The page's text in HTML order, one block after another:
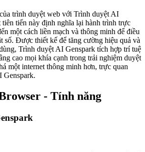
trình duyệt web với Trình duyệt AI
tiến này định nghĩa lại hành trình trực
một cách liền mạch và thông minh để điều
số. Được thiết kế để tăng cường hiệu quả và
Trình duyệt AI Genspark tích hợp trí tuệ
cao mọi khía cạnh trong trải nghiệm duyệt
một internet thông minh hơn, trực quan
Genspark.
- Tính năng